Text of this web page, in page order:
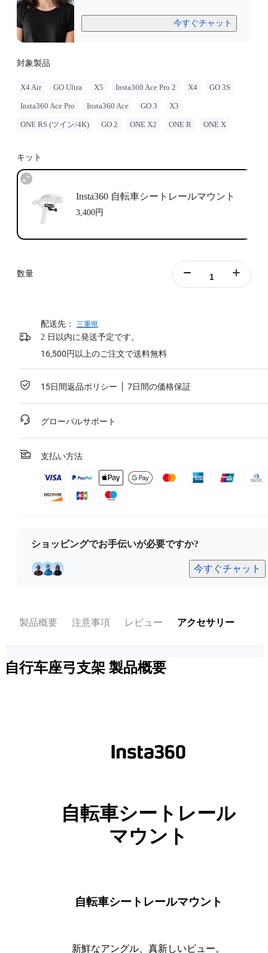
今すぐチャット
対象製品
X4 Air GO Ultra X5 Insta360 Ace Pro 2 X4 GO 3S
Insta360 Ace Pro Insta360 Ace GO 3 X3
ONE RS (ツイン/4K) GO 2 ONE X2 ONE R ONE X
キット
Insta360 自転車シートレールマウント
3,400円
数量
配送先： 三重県
2 日以内に発送予定です。
16,500円以上のご注文で送料無料
15日間返品ポリシー 7日間の価格保証
グローバルサポート
支払い方法
ショッピングでお手伝いが必要ですか?
今すぐチャット
製品概要 注意事項 レビュー アクセサリー
自行车座弓支架 製品概要
自転車シートレール
マウント
自転車シートレールマウント
新鮮なアングル、真新しいビュー。